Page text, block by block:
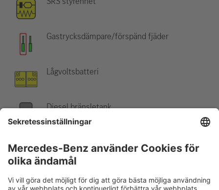
Gastrycksdämpare/förspänd fjäder
Lågvoltsbatteri
Diesel bränsletank
Observera:Mer information finns i vårräddningsguide.